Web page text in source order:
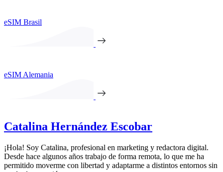
eSIM Brasil
eSIM Alemania
Catalina Hernández Escobar
¡Hola! Soy Catalina, profesional en marketing y redactora digital.
Desde hace algunos años trabajo de forma remota, lo que me ha
permitido moverme con libertad y adaptarme a distintos entornos sin